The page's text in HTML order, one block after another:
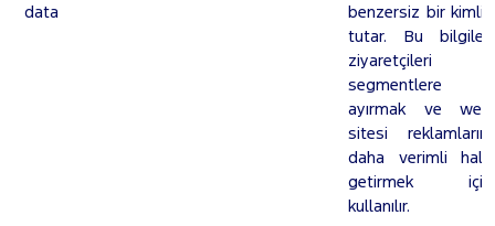
data
benzersiz bir kimlik
tutar. Bu bilgiler,
ziyaretçileri
segmentlere
ayırmak ve web
sitesi reklamlarını
daha verimli hale
getirmek için
kullanılır.